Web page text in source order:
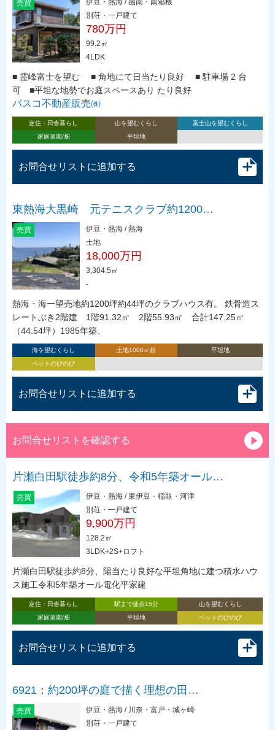
売買
伊豆・熱海 / 函南・南箱根
別荘・一戸建て
780万円
99.2㎡
4LDK
■ 霊峰富士を望む ■ 角地にて日当たり良好 ■ 駐車場 2 台
可 ■平坦な地勢でお庭スペースあり たり良好
パスコ不動産販売㈱
定住・田舎暮らし 山を望むくらし
富士山を望むくらし
家庭菜園/畑
平坦地
お問合せリストに追加する
東熱海大黒崎 元テニスクラブ約1200…
売買
伊豆・熱海 / 熱海
土地
18,000万円
3,304.5㎡
-
熱海・海一望売地約1200坪約44坪のクラブハウス有。 鉄骨造ス
レートぶき2階建 1階91.32㎡ 2階55.93㎡ 合計147.25㎡
（44.54坪）1985年築、
海を望むくらし 土地1000㎡超
平坦地
ペットのびのび
お問合せリストに追加する
お問合せリストを確認する
片瀬白田駅徒歩約8分、令和5年築オール…
売買
伊豆・熱海 / 東伊豆・稲取・河津
別荘・一戸建て
9,900万円
128.2㎡
3LDK+2S+ロフト
片瀬白田駅徒歩約8分、陽当たり良好な平坦角地に建つ積水ハウ
ス施工令和5年築オール電化平家建
定住・田舎暮らし 駅まで徒歩15分
山を望むくらし
家庭菜園/畑
平坦地 ペットのびのび
お問合せリストに追加する
6921：約200坪の庭で描く理想の田…
売買
伊豆・熱海 / 川奈・富戸・城ヶ崎
別荘・一戸建て